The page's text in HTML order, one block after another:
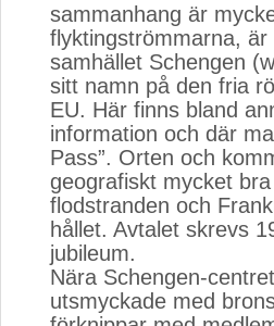
sammanhang är
flyktingströmmarna,
samhället Schengen
sitt namn på den fria
EU. Här finns bland
information och där
Pass”. Orten och
geografiskt mycket
flodstranden och
hållet. Avtalet skrevs
jubileum.
Nära Schengen-
utsmyckade med